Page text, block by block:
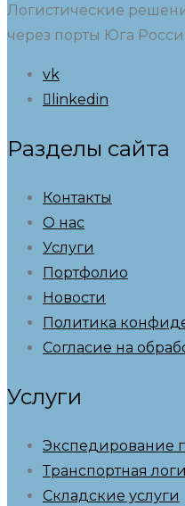
Логистические
через порты Юга
vk
linkedin
Разделы сайта
Контакты
О нас
Услуги
Портфолио
Новости
Политика
Согласие на
Услуги
Экспедирование
Транспортная
Складские услуги